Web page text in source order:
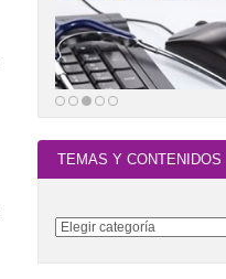
TEMAS Y CONTENIDOS